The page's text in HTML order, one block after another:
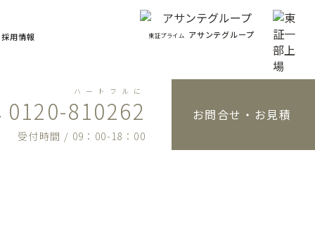
採用情報 東証プライム アサンテグループ
ハートフルに
0120-810262
受付時間 / 09：00-18：00
お問合せ・お見積